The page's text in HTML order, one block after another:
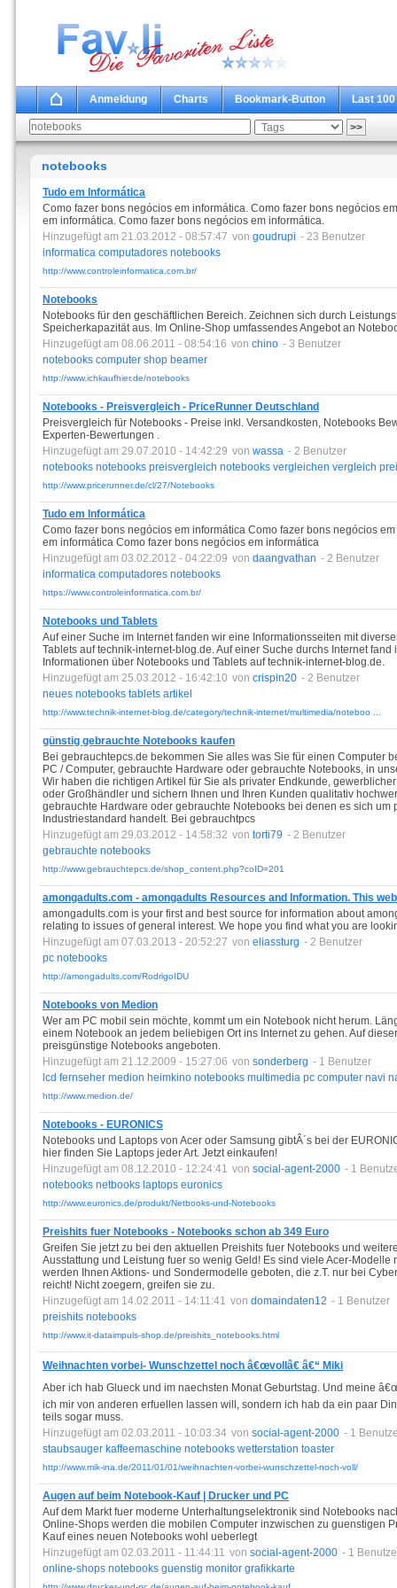
Anmeldung Charts Bookmark-Button Last 100
notebooks
Tudo em Informática
Como fazer bons negócios em informática. Como fazer bons negócios
em informática. Como fazer bons negócios em informática.
Hinzugefügt am 21.03.2012 - 08:57:47 von goudrupi - 23 Benutzer
informatica computadores notebooks
http://www.controleinformatica.com.br/
Notebooks
Notebooks für den geschäftlichen Bereich. Zeichnen sich durch
Speicherkapazität aus. Im Online-Shop umfassendes Angebot an
Hinzugefügt am 08.06.2011 - 08:54:16 von chino - 3 Benutzer
notebooks computer shop beamer
http://www.ichkaufhier.de/notebooks
Notebooks - Preisvergleich - PriceRunner Deutschland
Preisvergleich für Notebooks - Preise inkl. Versandkosten, Notebooks
Experten-Bewertungen .
Hinzugefügt am 29.07.2010 - 14:42:29 von wassa - 2 Benutzer
notebooks notebooks preisvergleich notebooks vergleichen vergleich
http://www.pricerunner.de/cl/27/Notebooks
Tudo em Informática
Como fazer bons negócios em informática Como fazer bons negócios
em informática Como fazer bons negócios em informática
Hinzugefügt am 03.02.2012 - 04:22:09 von daangvathan - 2 Benutzer
informatica computadores notebooks
https://www.controleinformatica.com.br/
Notebooks und Tablets
Auf einer Suche im Internet fanden wir eine Informationsseiten mit
Tablets auf technik-internet-blog.de. Auf einer Suche durchs Internet
Informationen über Notebooks und Tablets auf technik-internet-blog.de.
Hinzugefügt am 25.03.2012 - 16:42:10 von crispin20 - 2 Benutzer
neues notebooks tablets artikel
http://www.technik-internet-blog.de/category/technik-internet/multimedia/noteboo ...
günstig gebrauchte Notebooks kaufen
Bei gebrauchtepcs.de bekommen Sie alles was Sie für einen Computer
PC / Computer, gebrauchte Hardware oder gebrauchte Notebooks, in
Wir haben die richtigen Artikel für Sie als privater Endkunde,
oder Großhändler und sichern Ihnen und Ihren Kunden qualitativ
gebrauchte Hardware oder gebrauchte Notebooks bei denen es sich um
Industriestandard handelt. Bei gebrauchtpcs
Hinzugefügt am 29.03.2012 - 14:58:32 von torti79 - 2 Benutzer
gebrauchte notebooks
http://www.gebrauchtepcs.de/shop_content.php?coID=201
amongadults.com - amongadults Resources and Information. This
amongadults.com is your first and best source for information about
relating to issues of general interest. We hope you find what you are
Hinzugefügt am 07.03.2013 - 20:52:27 von eliassturg - 2 Benutzer
pc notebooks
http://amongadults.com/RodrigoIDU
Notebooks von Medion
Wer am PC mobil sein möchte, kommt um ein Notebook nicht herum.
einem Notebook an jedem beliebigen Ort ins Internet zu gehen. Auf
preisgünstige Notebooks angeboten.
Hinzugefügt am 21.12.2009 - 15:27:06 von sonderberg - 1 Benutzer
lcd fernseher medion heimkino notebooks multimedia pc computer navi
http://www.medion.de/
Notebooks - EURONICS
Notebooks und Laptops von Acer oder Samsung gibtÂ´s bei der
hier finden Sie Laptops jeder Art. Jetzt einkaufen!
Hinzugefügt am 08.12.2010 - 12:24:41 von social-agent-2000 - 1
notebooks netbooks laptops euronics
http://www.euronics.de/produkt/Netbooks-und-Notebooks
Preishits fuer Notebooks - Notebooks schon ab 349 Euro
Greifen Sie jetzt zu bei den aktuellen Preishits fuer Notebooks und
Ausstattung und Leistung fuer so wenig Geld! Es sind viele Acer-
werden Ihnen Aktions- und Sondermodelle geboten, die z.T. nur bei
reicht! Nicht zoegern, greifen sie zu.
Hinzugefügt am 14.02.2011 - 14:11:41 von domaindaten12 - 1 Benutzer
preishits notebooks
http://www.it-dataimpuls-shop.de/preishits_notebooks.html
Weihnachten vorbei- Wunschzettel noch â€œvollâ€ â€“ Miki
Aber ich hab Glueck und im naechsten Monat Geburtstag. Und meine
ich mir von anderen erfuellen lassen will, sondern ich hab da ein paar
teils sogar muss.
Hinzugefügt am 02.03.2011 - 10:03:34 von social-agent-2000 - 1
staubsauger kaffeemaschine notebooks wetterstation toaster
http://www.mik-ina.de/2011/01/01/weihnachten-vorbei-wunschzettel-noch-voll/
Augen auf beim Notebook-Kauf | Drucker und PC
Auf dem Markt fuer moderne Unterhaltungselektronik sind Notebooks
Online-Shops werden die mobilen Computer inzwischen zu guenstigen
Kauf eines neuen Notebooks wohl ueberlegt
Hinzugefügt am 02.03.2011 - 11:44:11 von social-agent-2000 - 1
online-shops notebooks guenstig monitor grafikkarte